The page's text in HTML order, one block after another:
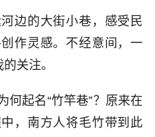
的大街小巷，感受民
作灵感。不经意间，一
关注。
起名“竹竿巷”？原来在
，南方人将毛竹带到此